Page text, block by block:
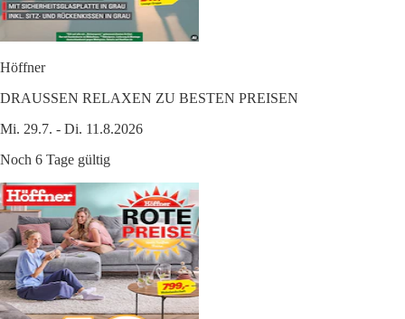
Höffner
DRAUSSEN RELAXEN ZU BESTEN PREISEN
Mi. 29.7. - Di. 11.8.2026
Noch 6 Tage gültig